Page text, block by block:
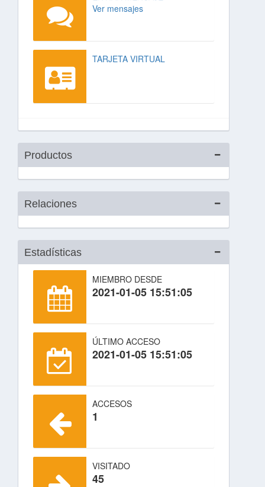
Ver mensajes
TARJETA VIRTUAL
Productos
Relaciones
Estadísticas
MIEMBRO DESDE
2021-01-05 15:51:05
ÚLTIMO ACCESO
2021-01-05 15:51:05
ACCESOS
1
VISITADO
45